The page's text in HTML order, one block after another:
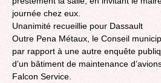
journée chez eux.
Unanimité recueillie pour Dassault
Outre Pena Métaux, le Conseil
par rapport à une autre enquête
d’un bâtiment de maintenance
Falcon Service.